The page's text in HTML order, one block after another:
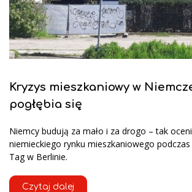
Kryzys mieszkaniowy w
pogłębia się
Niemcy budują za mało i za drogo – tak
niemieckiego rynku mieszkaniowego
Tag w Berlinie.
Czytaj dalej